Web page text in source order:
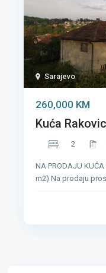
Sarajevo
260,000 KM
Kuća
2
NA PRODAJU
m2) Na prodaju